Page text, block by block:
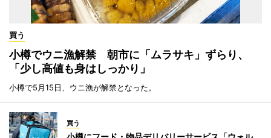
買う
小樽でウニ漁解禁 朝市に「ムラサキ」ずらり、
「少し高値も身はしっかり」
小樽で5月15日、ウニ漁が解禁となった。
買う